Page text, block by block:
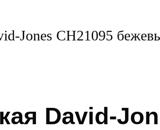
Jones СН21095
David-